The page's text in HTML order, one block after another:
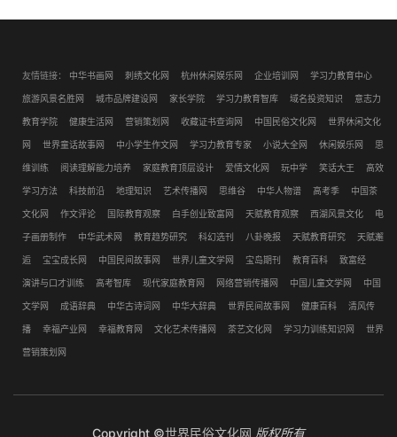
友情链接： 中华书画网 刺绣文化网 杭州休闲娱乐网 企业培训网 学习力教育中心
旅游风景名胜网 城市品牌建设网 家长学院 学习力教育智库 域名投资知识 意志力
教育学院 健康生活网 营销策划网 收藏证书查询网 中国民俗文化网 世界休闲文化
网 世界童话故事网 中小学生作文网 学习力教育专家 小说大全网 休闲娱乐网 思
维训练 阅读理解能力培养 家庭教育顶层设计 爱情文化网 玩中学 笑话大王 高效
学习方法 科技前沿 地理知识 艺术传播网 思维谷 中华人物谱 高考季 中国茶
文化网 作文评论 国际教育观察 白手创业致富网 天赋教育观察 西湖风景文化 电
子画册制作 中华武术网 教育趋势研究 科幻选刊 八卦晚报 天赋教育研究 天赋邂
逅 宝宝成长网 中国民间故事网 世界儿童文学网 宝岛期刊 教育百科 致富经
演讲与口才训练 高考智库 现代家庭教育网 网络营销传播网 中国儿童文学网 中国
文学网 成语辞典 中华古诗词网 中华大辞典 世界民间故事网 健康百科 清风传
播 幸福产业网 幸福教育网 文化艺术传播网 茶艺文化网 学习力训练知识网 世界
营销策划网
Copyright ©世界民俗文化网 版权所有